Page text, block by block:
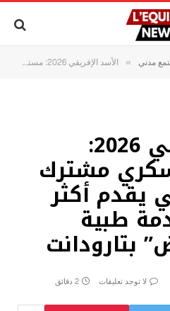
مدني » الأسد الإفريقي 2026: مستشفى عسكري مشترك مغربي–أمريكي يقدم أكثر من 31 ألف خدمة طبية بتمرين “الفيض” بتارودانت
الأسد الإفريقي 2026:
مشترك
يقدم أكثر
خدمة طبية
بتارودانت
لا توجد تعليقات 2 دقائق